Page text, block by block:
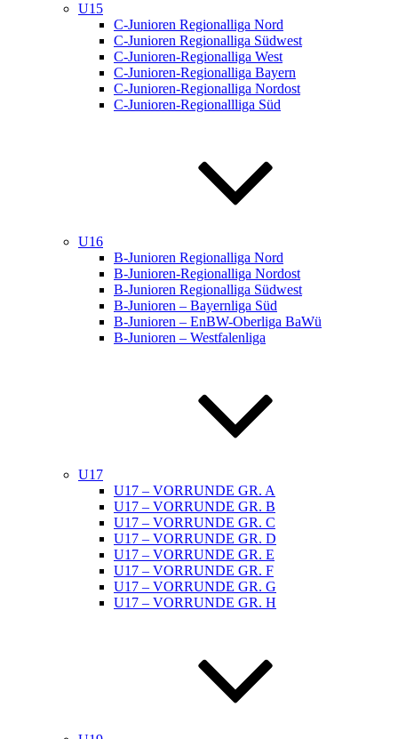
U15
C-Junioren Regionalliga Nord
C-Junioren Regionalliga Südwest
C-Junioren-Regionalliga West
C-Junioren-Regionalliga Bayern
C-Junioren-Regionalliga Nordost
C-Junioren-Regionallliga Süd
U16
B-Junioren Regionalliga Nord
B-Junioren-Regionalliga Nordost
B-Junioren Regionalliga Südwest
B-Junioren – Bayernliga Süd
B-Junioren – EnBW-Oberliga BaWü
B-Junioren – Westfalenliga
U17
U17 – VORRUNDE GR. A
U17 – VORRUNDE GR. B
U17 – VORRUNDE GR. C
U17 – VORRUNDE GR. D
U17 – VORRUNDE GR. E
U17 – VORRUNDE GR. F
U17 – VORRUNDE GR. G
U17 – VORRUNDE GR. H